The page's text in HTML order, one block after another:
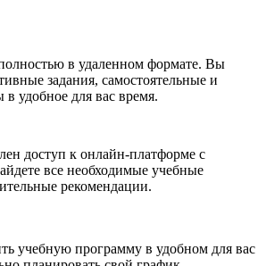
в удаленном формате. Вы
задания, самостоятельные и
в удобное для вас время.
доступ к онлайн-платформе с
все необходимые учебные
рекомендации.
учебную программу в удобном для вас